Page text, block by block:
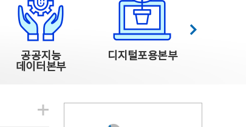
공공지능
데이터본부
디지털포용본부
다음
알림관련 더보기